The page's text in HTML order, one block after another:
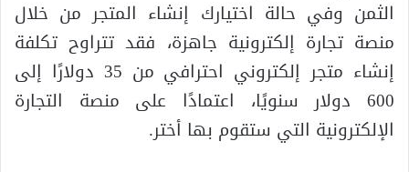
الثمن وفي حالة اختيارك إنشاء المتجر من خلال
منصة تجارة إلكترونية جاهزة، فقد تتراوح تكلفة
إنشاء متجر إلكتروني احترافي من 35 دولارًا إلى
600 دولار سنويًا، اعتمادًا على منصة التجارة
الإلكترونية التي ستقوم بها أختر.